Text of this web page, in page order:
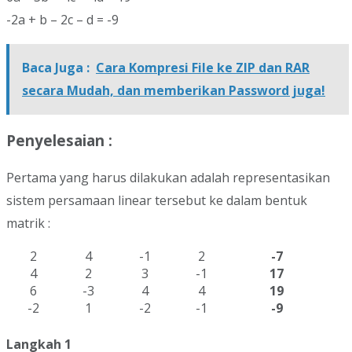
-2a + b – 2c – d = -9
Baca Juga : Cara Kompresi File ke ZIP dan RAR
secara Mudah, dan memberikan Password juga!
Penyelesaian :
Pertama yang harus dilakukan adalah representasikan
sistem persamaan linear tersebut ke dalam bentuk
matrik :
2
4 -1 2
-7
4
2 3 -1
17
6
-3 4 4
19
-2
1 -2 -1 -9
Langkah 1